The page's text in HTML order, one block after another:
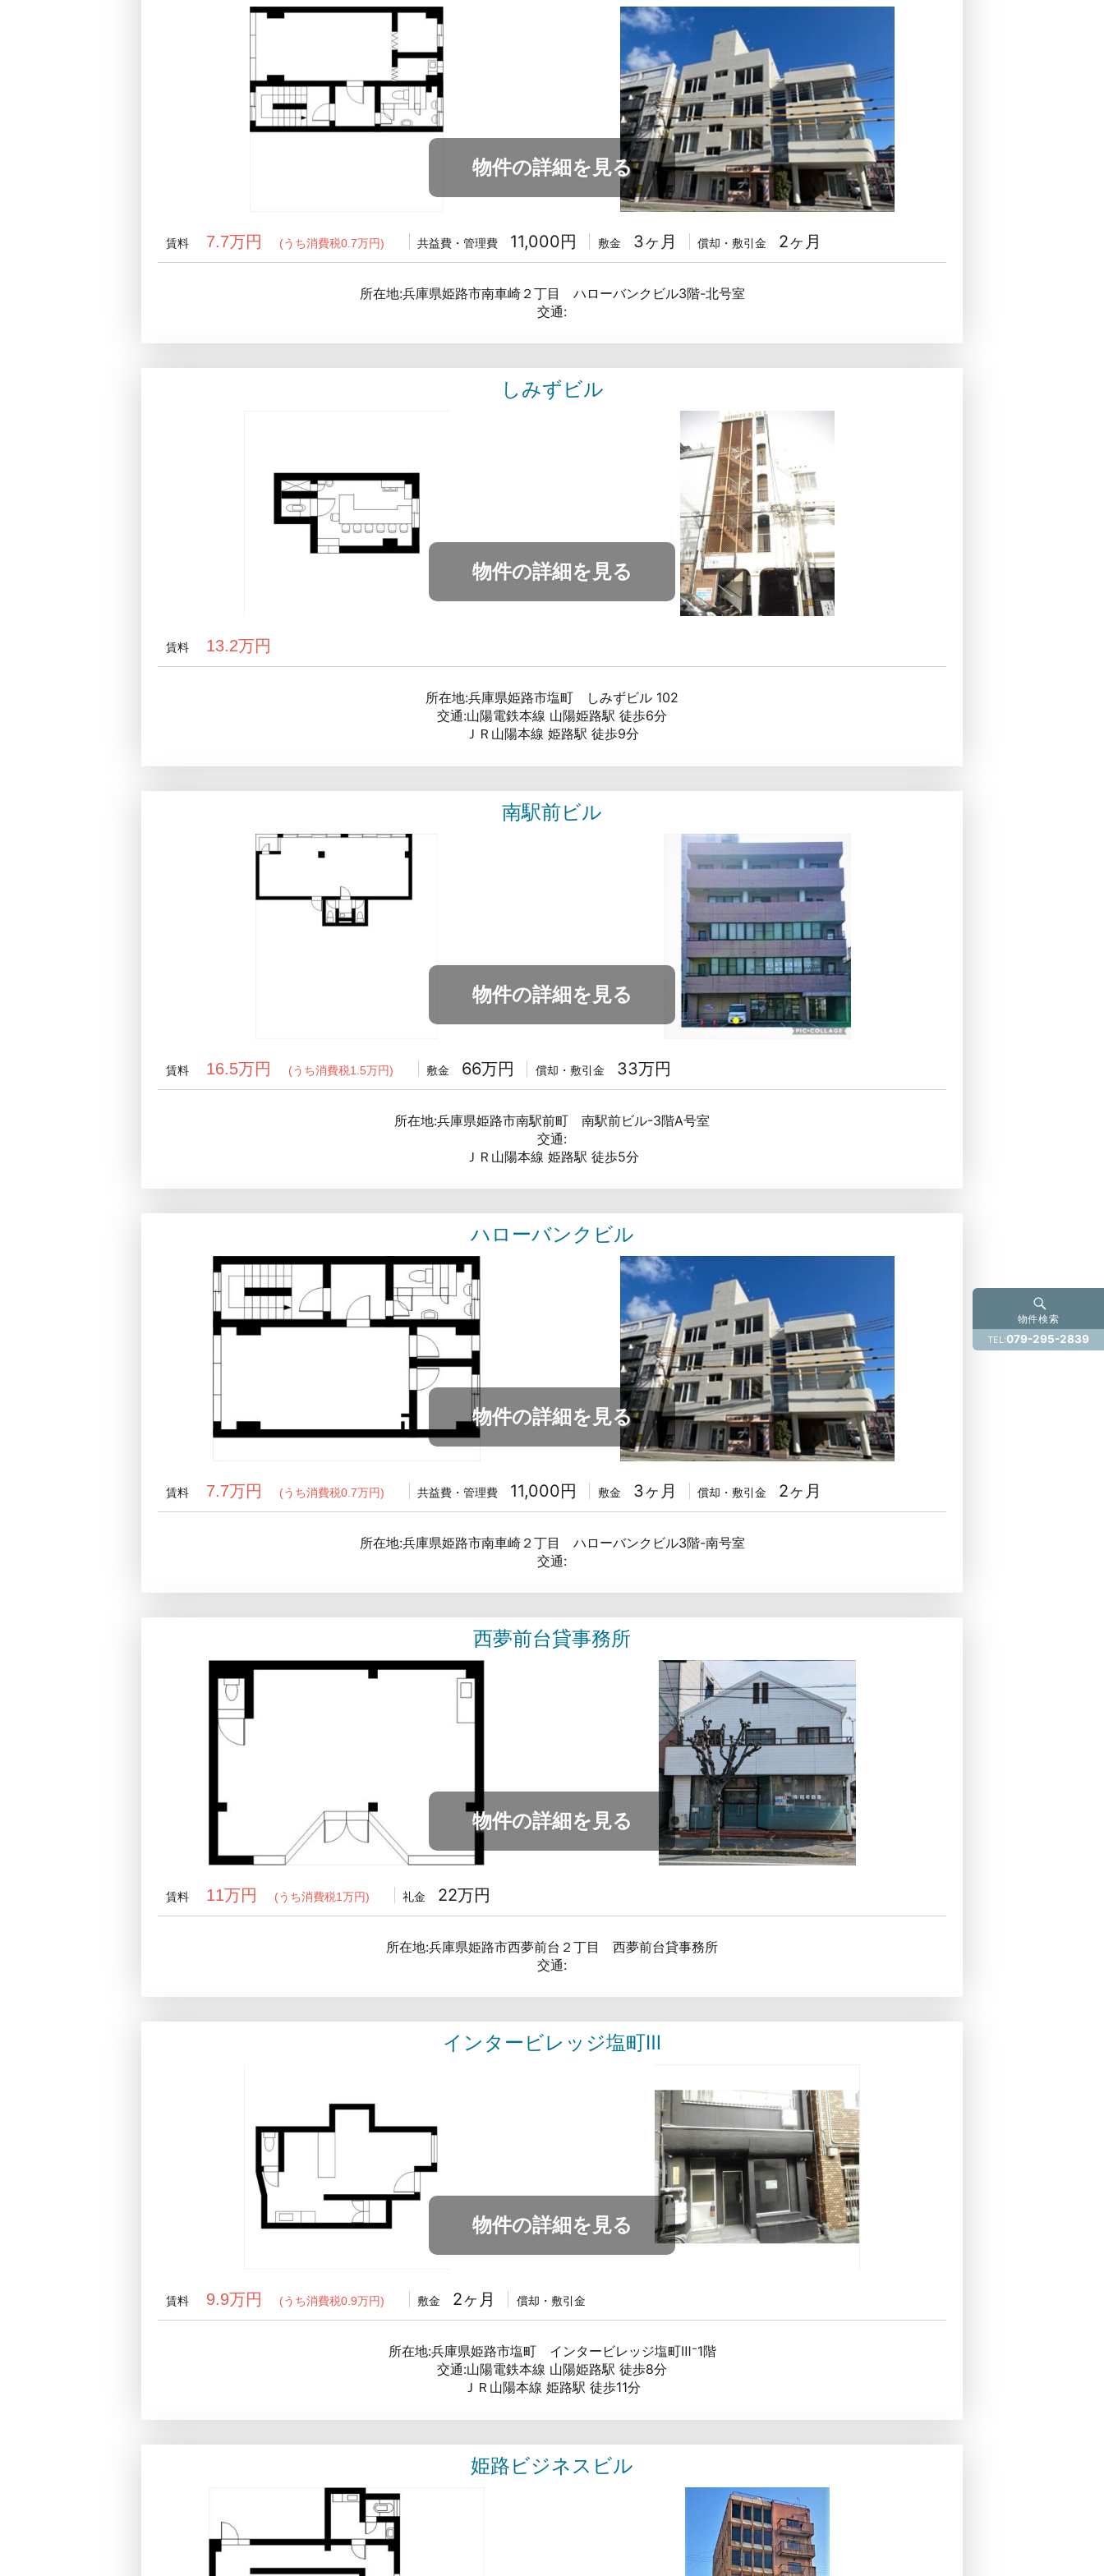
物件の詳細を見る
賃料 7.7万円 (うち消費税0.7万円) 共益費・管理費 11,000円 敷金 3ヶ月 償却・敷引金 2ヶ月
所在地:兵庫県姫路市南車崎２丁目 ハローバンクビル3階-北号室
交通:
しみずビル
物件の詳細を見る
賃料 13.2万円
所在地:兵庫県姫路市塩町 しみずビル 102
交通:山陽電鉄本線 山陽姫路駅 徒歩6分
ＪＲ山陽本線 姫路駅 徒歩9分
南駅前ビル
物件の詳細を見る
賃料 16.5万円 (うち消費税1.5万円) 敷金 66万円 償却・敷引金 33万円
所在地:兵庫県姫路市南駅前町 南駅前ビル-3階A号室
交通:
ＪＲ山陽本線 姫路駅 徒歩5分
ハローバンクビル
物件の詳細を見る
賃料 7.7万円 (うち消費税0.7万円) 共益費・管理費 11,000円 敷金 3ヶ月 償却・敷引金 2ヶ月
所在地:兵庫県姫路市南車崎２丁目 ハローバンクビル3階-南号室
交通:
西夢前台貸事務所
物件の詳細を見る
賃料 11万円 (うち消費税1万円) 礼金 22万円
所在地:兵庫県姫路市西夢前台２丁目 西夢前台貸事務所
交通:
インタービレッジ塩町Ⅲ
物件の詳細を見る
賃料 9.9万円 (うち消費税0.9万円) 敷金 2ヶ月 償却・敷引金
所在地:兵庫県姫路市塩町 インタービレッジ塩町Ⅲ⁻1階
交通:山陽電鉄本線 山陽姫路駅 徒歩8分
ＪＲ山陽本線 姫路駅 徒歩11分
姫路ビジネスビル
物件検索
TEL:079-295-2839